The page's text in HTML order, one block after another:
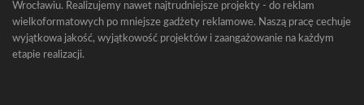
Wrocławiu. Realizujemy nawet najtrudniejsze projekty - do reklam
wielkoformatowych po mniejsze gadżety reklamowe. Naszą pracę cechuje
wyjątkowa jakość, wyjątkowość projektów i zaangażowanie na każdym
etapie realizacji.